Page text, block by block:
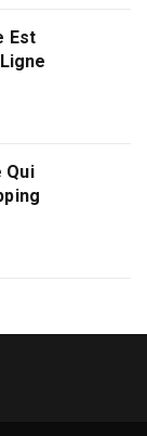
Est
Qui